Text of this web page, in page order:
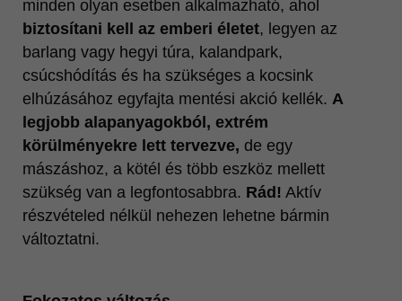
minden olyan esetben alkalmazható, ahol
biztosítani kell az emberi életet, legyen az
barlang vagy hegyi túra, kalandpark,
csúcshódítás és ha szükséges a kocsink
elhúzásához egyfajta mentési akció kellék. A
legjobb alapanyagokból, extrém
körülményekre lett tervezve, de egy
mászáshoz, a kötél és több eszköz mellett
szükség van a legfontosabbra. Rád! Aktív
részvételed nélkül nehezen lehetne bármin
változtatni.